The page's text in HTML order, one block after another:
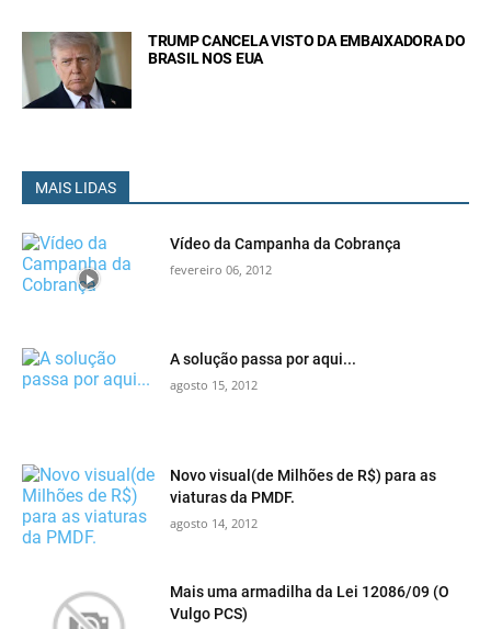
TRUMP CANCELA VISTO DA EMBAIXADORA DO
BRASIL NOS EUA
MAIS LIDAS
Vídeo da Campanha da Cobrança
fevereiro 06, 2012
A solução passa por aqui...
agosto 15, 2012
Novo visual(de Milhões de R$) para as
viaturas da PMDF.
agosto 14, 2012
Mais uma armadilha da Lei 12086/09 (O
Vulgo PCS)